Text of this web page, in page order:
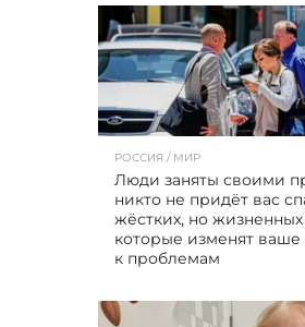
РОССИЯ / МИР
Люди заняты своими
никто не придёт вас
жёстких, но
которые изменят
к проблемам